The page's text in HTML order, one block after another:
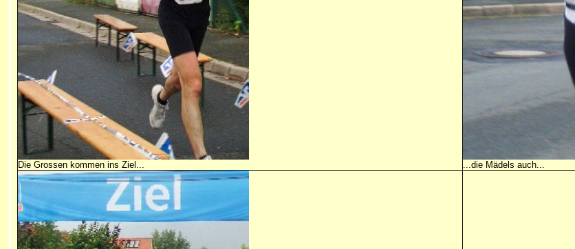
Die Grossen kommen ins Ziel... ...die Mädels auch...